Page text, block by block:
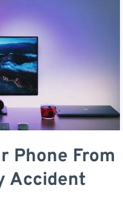
Phone From
Accident